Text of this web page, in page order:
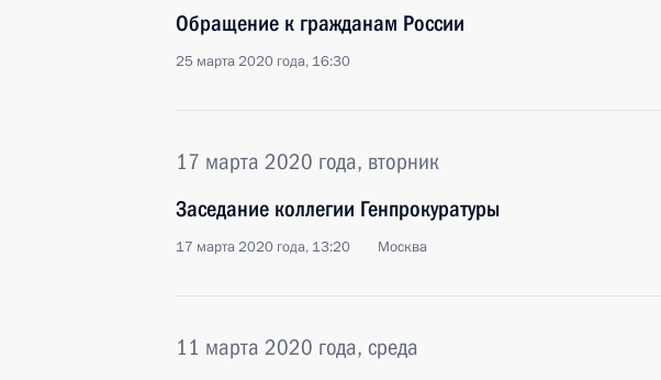
Обращение к гражданам России
25 марта 2020 года, 16:30
17 марта 2020 года, вторник
Заседание коллегии Генпрокуратуры
17 марта 2020 года, 13:20 Москва
11 марта 2020 года, среда